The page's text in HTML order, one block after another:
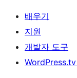
배우기
지원
개발자 도구
WordPress.tv